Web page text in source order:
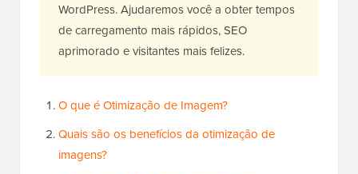
WordPress. Ajudaremos você a obter tempos
de carregamento mais rápidos, SEO
aprimorado e visitantes mais felizes.
O que é Otimização de Imagem?
Quais são os benefícios da otimização de
imagens?